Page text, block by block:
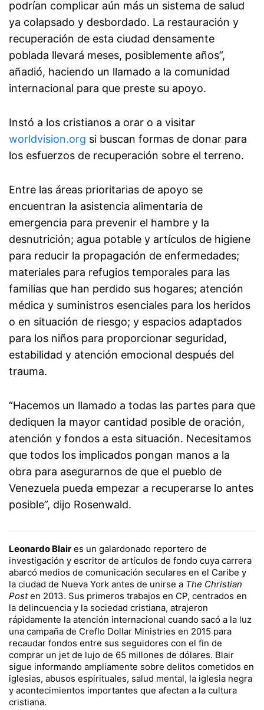
podrían complicar aún más un sistema de salud
ya colapsado y desbordado. La restauración y
recuperación de esta ciudad densamente
poblada llevará meses, posiblemente años”,
añadió, haciendo un llamado a la comunidad
internacional para que preste su apoyo.
Instó a los cristianos a orar o a visitar
worldvision.org si buscan formas de donar para
los esfuerzos de recuperación sobre el terreno.
Entre las áreas prioritarias de apoyo se
encuentran la asistencia alimentaria de
emergencia para prevenir el hambre y la
desnutrición; agua potable y artículos de higiene
para reducir la propagación de enfermedades;
materiales para refugios temporales para las
familias que han perdido sus hogares; atención
médica y suministros esenciales para los heridos
o en situación de riesgo; y espacios adaptados
para los niños para proporcionar seguridad,
estabilidad y atención emocional después del
trauma.
“Hacemos un llamado a todas las partes para que
dediquen la mayor cantidad posible de oración,
atención y fondos a esta situación. Necesitamos
que todos los implicados pongan manos a la
obra para asegurarnos de que el pueblo de
Venezuela pueda empezar a recuperarse lo antes
posible”, dijo Rosenwald.
Leonardo Blair es un galardonado reportero de
investigación y escritor de artículos de fondo cuya carrera
abarcó medios de comunicación seculares en el Caribe y
la ciudad de Nueva York antes de unirse a The Christian
Posten 2013. Sus primeros trabajos en CP, centrados en
la delincuencia y la sociedad cristiana, atrajeron
rápidamente la atención internacional cuando sacó a la luz
una campaña de Creflo Dollar Ministries en 2015 para
recaudar fondos entre sus seguidores con el fin de
comprar un jet de lujo de 65 millones de dólares. Blair
sigue informando ampliamente sobre delitos cometidos en
iglesias, abusos espirituales, salud mental, la iglesia negra
y acontecimientos importantes que afectan a la cultura
cristiana.